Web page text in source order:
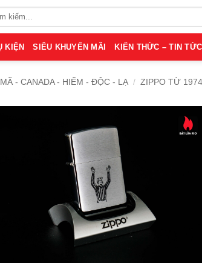
KIỆN SIÊU KHUYẾN MÃI KIẾN THỨC – TIN TỨC
- CANADA - HIẾM - ĐỘC - LẠ / ZIPPO TỪ